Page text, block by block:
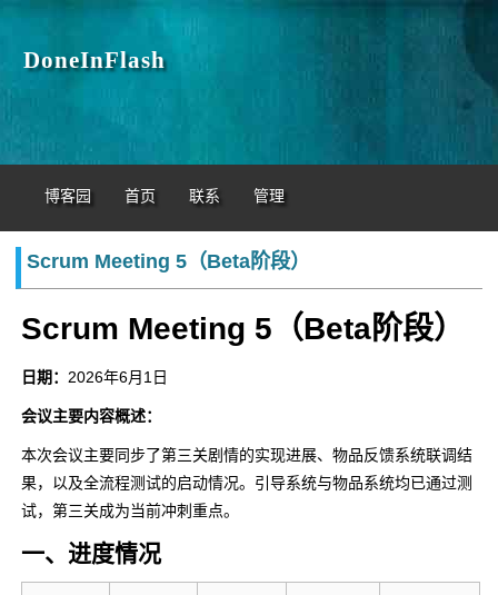
DoneInFlash
博客园 首页 联系 管理
Scrum Meeting 5（Beta阶段）
Scrum Meeting 5（Beta阶段）
日期： 2026年6月1日
会议主要内容概述：
本次会议主要同步了第三关剧情的实现进展、物品反馈系统联调结
果，以及全流程测试的启动情况。引导系统与物品系统均已通过测
试，第三关成为当前冲刺重点。
一、进度情况